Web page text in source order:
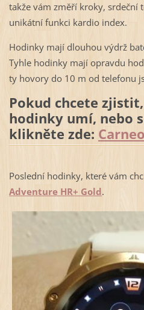
takže vám změří kroky, srdeční
unikátní funkci kardio index.
Hodinky mají dlouhou výdrž
Tyhle hodinky mají opravdu
ty hovory do 10 m od telefonu
Pokud chcete
hodinky umí, nebo
klikněte zde:
Poslední hodinky, které vám
Adventure HR+ Gold.